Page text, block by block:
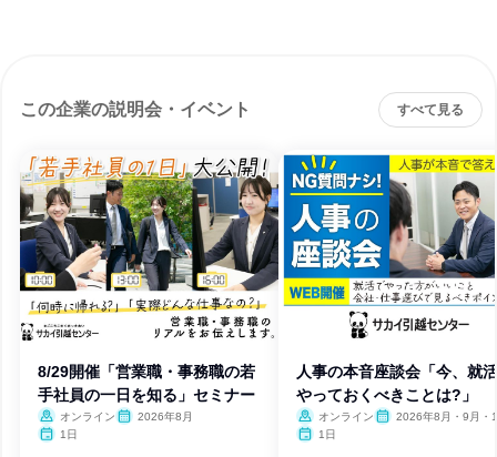
この企業の説明会・イベント すべて見る
8/29開催「営業職・事務職の若
手社員の一日を知る」セミナー
オンライン
2026年8月
1日
人事の本音座談会「今、就
やっておくべきことは?」
オンライン
2026年8月・9月・
1日